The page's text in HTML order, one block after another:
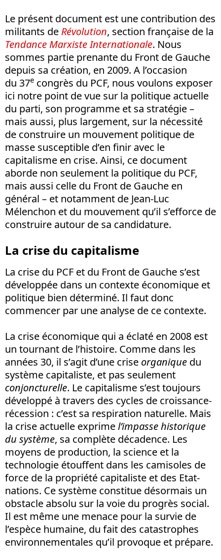
Le présent document est une contribution des
militants de Révolution, section française de la
Tendance Marxiste Internationale. Nous
sommes partie prenante du Front de Gauche
depuis sa création, en 2009. A l’occasion
du 37e congrès du PCF, nous voulons exposer
ici notre point de vue sur la politique actuelle
du parti, son programme et sa stratégie –
mais aussi, plus largement, sur la nécessité
de construire un mouvement politique de
masse susceptible d’en finir avec le
capitalisme en crise. Ainsi, ce document
aborde non seulement la politique du PCF,
mais aussi celle du Front de Gauche en
général – et notamment de Jean-Luc
Mélenchon et du mouvement qu’il s’efforce de
construire autour de sa candidature.
La crise du capitalisme
La crise du PCF et du Front de Gauche s’est
développée dans un contexte économique et
politique bien déterminé. Il faut donc
commencer par une analyse de ce contexte.
La crise économique qui a éclaté en 2008 est
un tournant de l’histoire. Comme dans les
années 30, il s’agit d’une crise organique du
système capitaliste, et pas seulement
conjoncturelle. Le capitalisme s’est toujours
développé à travers des cycles de croissance-
récession : c’est sa respiration naturelle. Mais
la crise actuelle exprimel’impasse historique
du système, sa complète décadence. Les
moyens de production, la science et la
technologie étouffent dans les camisoles de
force de la propriété capitaliste et des Etat-
nations. Ce système constitue désormais un
obstacle absolu sur la voie du progrès social.
Il est même une menace pour la survie de
l’espèce humaine, du fait des catastrophes
environnementales qu’il provoque et prépare.